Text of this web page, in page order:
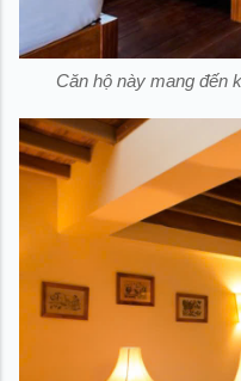
Căn hộ này mang đến